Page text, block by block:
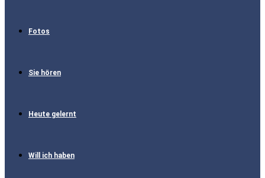
Fotos
Sie hören
Heute gelernt
Will ich haben